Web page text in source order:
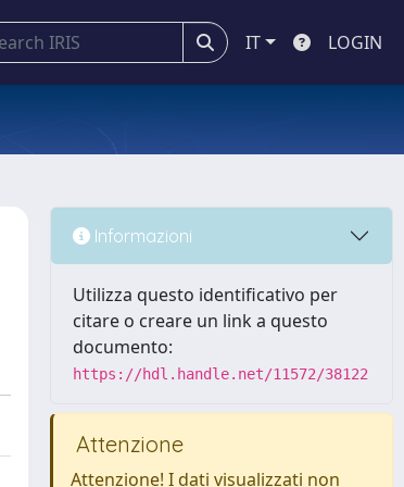
IT LOGIN
Informazioni
Utilizza questo identificativo per
citare o creare un link a questo
documento:
https://hdl.handle.net/11572/38122
Attenzione
Attenzione! I dati visualizzati non